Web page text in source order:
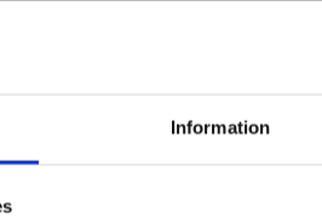
Information